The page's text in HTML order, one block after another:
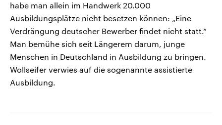
habe man allein im Handwerk 20.000
Ausbildungsplätze nicht besetzen können: „Eine
Verdrängung deutscher Bewerber findet nicht statt.“
Man bemühe sich seit Längerem darum, junge
Menschen in Deutschland in Ausbildung zu bringen.
Wollseifer verwies auf die sogenannte assistierte
Ausbildung.